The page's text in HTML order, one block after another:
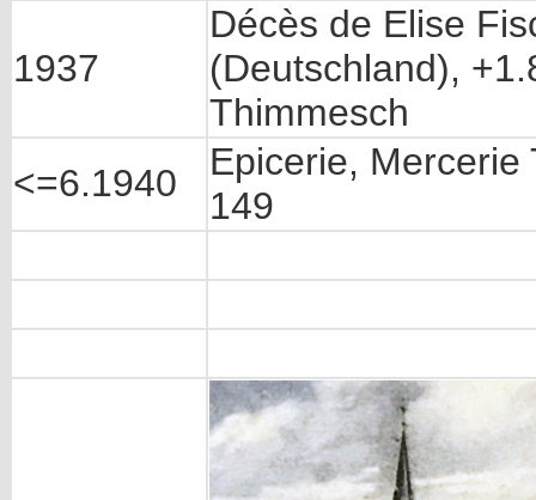
1937
Décès de Elise
(Deutschland),
Thimmesch
<=6.1940
Epicerie,
149